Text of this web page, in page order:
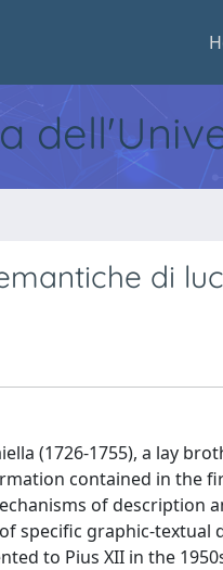
di
(1726-1755), a lay
contained in the
of description
specific graphic-textual
to Pius XII in the